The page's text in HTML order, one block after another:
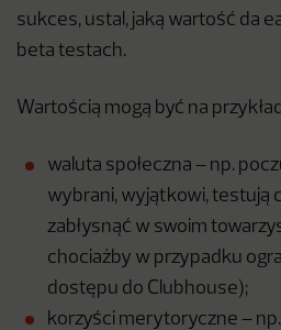
sukces, ustal, jaką wartość da
beta testach.
Wartością mogą być na
waluta społeczna – np.
wybrani, wyjątkowi, testują
zabłysnąć w swoim
chociażby w przypadku
dostępu do Clubhouse);
korzyści merytoryczne –